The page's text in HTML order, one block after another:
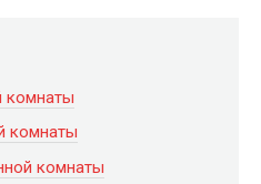
комнаты
комнаты
комнаты